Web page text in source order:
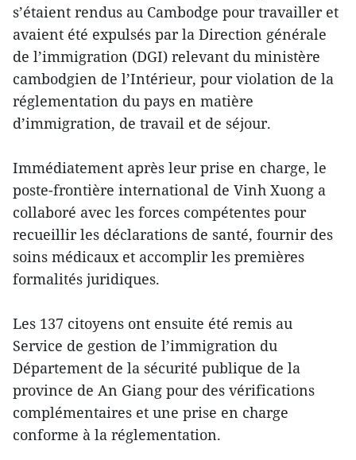
s’étaient rendus au Cambodge pour travailler et
avaient été expulsés par la Direction générale
de l’immigration (DGI) relevant du ministère
cambodgien de l’Intérieur, pour violation de la
réglementation du pays en matière
d’immigration, de travail et de séjour.
Immédiatement après leur prise en charge, le
poste-frontière international de Vinh Xuong a
collaboré avec les forces compétentes pour
recueillir les déclarations de santé, fournir des
soins médicaux et accomplir les premières
formalités juridiques.
Les 137 citoyens ont ensuite été remis au
Service de gestion de l’immigration du
Département de la sécurité publique de la
province de An Giang pour des vérifications
complémentaires et une prise en charge
conforme à la réglementation.